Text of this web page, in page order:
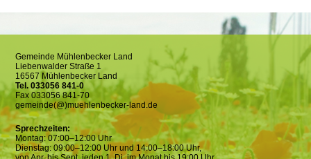
Gemeinde Mühlenbecker Land
Liebenwalder Straße 1
16567 Mühlenbecker Land
Tel. 033056 841-0
Fax 033056 841-70
gemeinde(@)muehlenbecker-land.de
Sprechzeiten:
Montag: 07:00–12:00 Uhr
Dienstag: 09:00–12:00 Uhr und 14:00–18:00 Uhr,